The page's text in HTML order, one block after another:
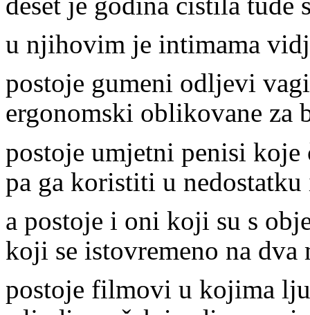
u njihovim je intimama
postoje gumeni odljevi
ergonomski oblikovane za
postoje umjetni penisi koje
pa ga koristiti u
a postoje i oni koji su s
koji se istovremeno na dva
postoje filmovi u kojima